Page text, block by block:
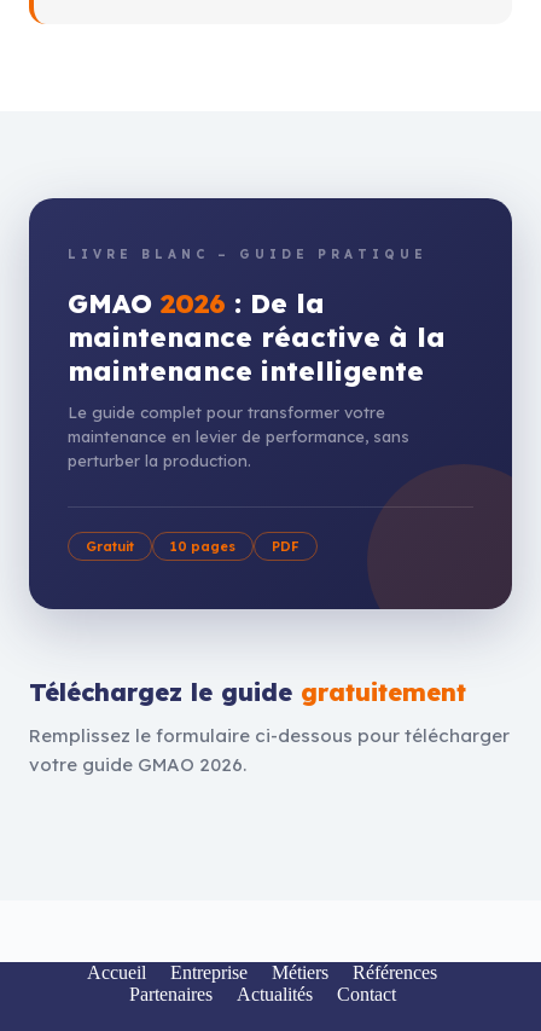
LIVRE BLANC – GUIDE PRATIQUE
GMAO 2026 : De la
maintenance réactive à la
maintenance intelligente
Le guide complet pour transformer votre
maintenance en levier de performance, sans
perturber la production.
Gratuit 10 pages PDF
Téléchargez le guide gratuitement
Remplissez le formulaire ci-dessous pour télécharger
votre guide GMAO 2026.
Accueil Entreprise Métiers
Références
Partenaires
Actualités Contact